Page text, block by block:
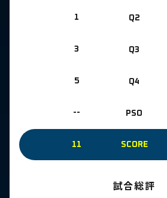
1 Q2
3 Q3
5 Q4
-- PSO
11 SCORE
試合総評